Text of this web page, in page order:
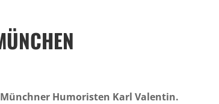
Humoristen Karl Valentin.